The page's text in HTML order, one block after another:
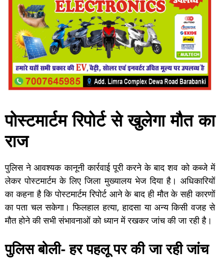
पोस्टमार्टम रिपोर्ट से खुलेगा मौत का
राज
पुलिस ने आवश्यक कानूनी कार्रवाई पूरी करने के बाद शव को कब्जे में
लेकर पोस्टमार्टम के लिए जिला मुख्यालय भेज दिया है। अधिकारियों
का कहना है कि पोस्टमार्टम रिपोर्ट आने के बाद ही मौत के सही कारणों
का पता चल सकेगा। फिलहाल हत्या, हादसा या अन्य किसी वजह से
मौत होने की सभी संभावनाओं को ध्यान में रखकर जांच की जा रही है।
पुलिस बोली- हर पहलू पर की जा रही जांच